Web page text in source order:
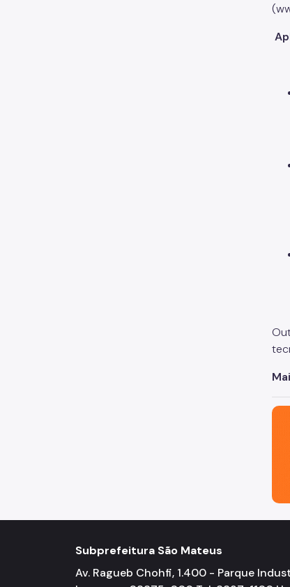
Subprefeitura São Mateus
Av. Ragueb Chohfi, 1.400 - Parque